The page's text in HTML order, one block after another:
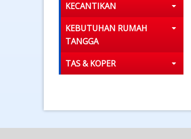
KECANTIKAN
KEBUTUHAN RUMAH
TANGGA
TAS & KOPER